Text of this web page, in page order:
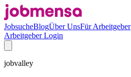
JobsucheBlogÜber UnsFür Arbeitgeber
Arbeitgeber Login
jobvalley